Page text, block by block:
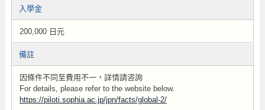
入學金
200,000 日元
備註
因條件不同至費用不一，詳情請咨詢
For details, please refer to the website below.
https://piloti.sophia.ac.jp/jpn/facts/global-2/